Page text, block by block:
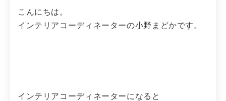
こんにちは。
インテリアコーディネーターの小野まどかです。
インテリアコーディネーターになると